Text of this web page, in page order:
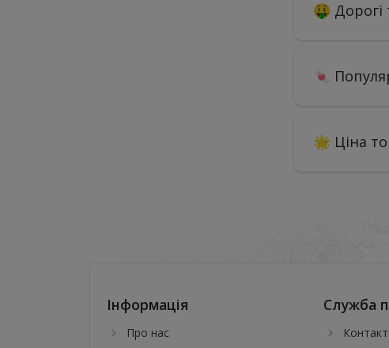
🤑 Дорогі
🍬
🌟 Ціна
Інформація
Про нас
Служба